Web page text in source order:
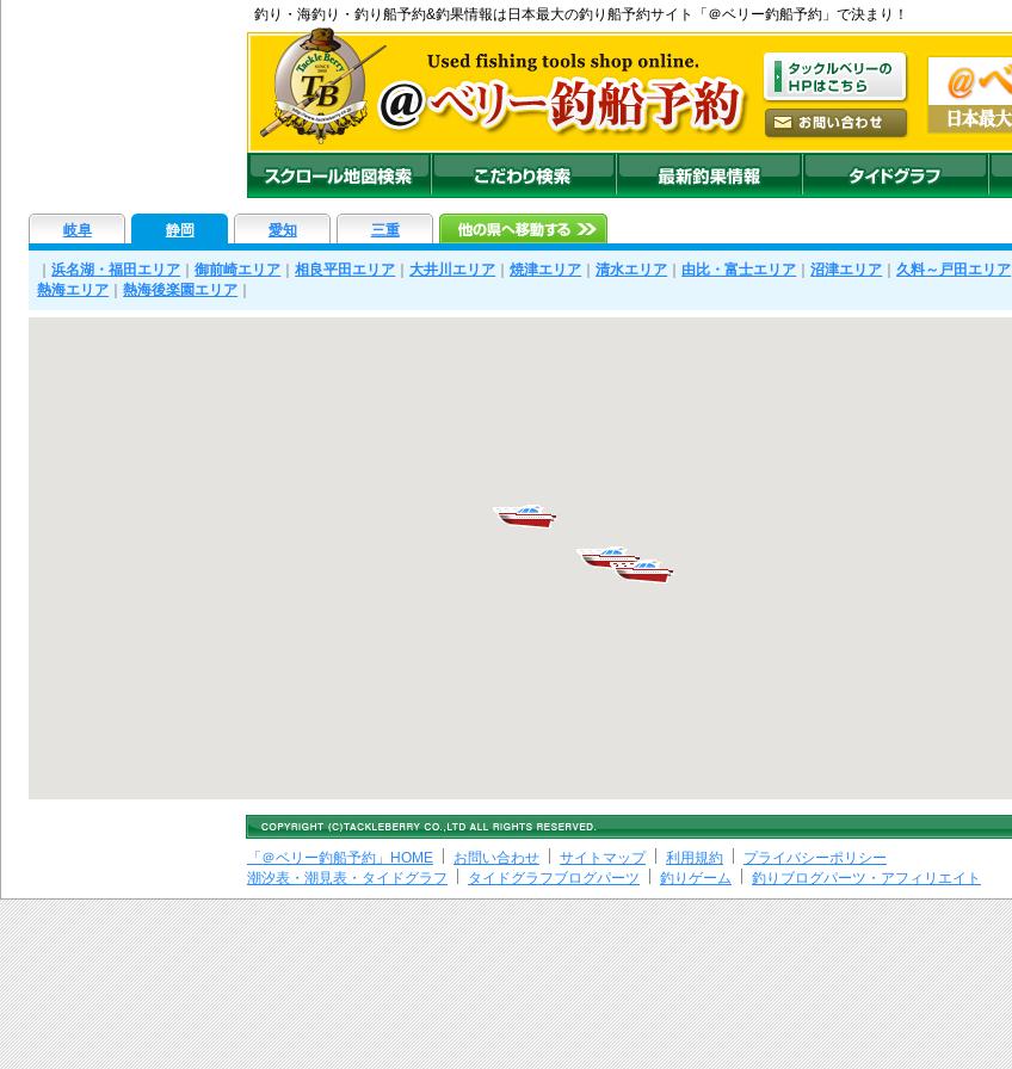
釣り ・ 海釣り ・ 釣り船予約&釣果情報は日本最大の釣り船予約サイト「＠ベリー釣船予約」で決まり！
岐阜 静岡 愛知 三重
｜浜名湖・福田エリア ｜御前崎エリア ｜相良平田エリア ｜大井川エリア ｜焼津エリア ｜清水エリア 由比・富士エリア ｜沼津エリア ｜久料～戸田エリア
熱海エリア ｜熱海後楽園エリア
「＠ベリー釣船予約」HOME お問い合わせ サイトマップ 利用規約
プライバシーポリシー
潮汐表・潮見表・タイドグラフ
タイドグラフブログパーツ 釣りゲーム 釣りブログパーツ・アフィリエイト